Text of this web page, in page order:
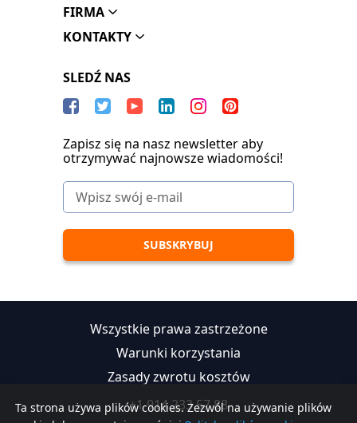
Ta strona używa plików cookies. Zezwól na używanie plików
FIRMA
KONTAKTY
SLEDŹ NAS
Zapisz się na nasz newsletter aby
otrzymywać najnowsze wiadomości!
Wszystkie prawa zastrzeżone
Warunki korzystania
Zasady zwrotu kosztów
+1 914 233 57 88